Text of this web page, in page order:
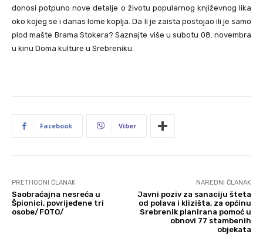
donosi potpuno nove detalje o životu popularnog književnog lika
oko kojeg se i danas lome koplja. Da li je zaista postojao ili je samo
plod mašte Brama Stokera? Saznajte više u subotu 08. novembra
u kinu Doma kulture u Srebreniku.
Facebook Viber
PRETHODNI ČLANAK
Saobraćajna nesreća u
Špionici, povrijeđene tri
osobe/FOTO/
NAREDNI ČLANAK
Javni poziv za sanaciju šteta
od polava i klizišta, za općinu
Srebrenik planirana pomoć u
obnovi 77 stambenih
objekata